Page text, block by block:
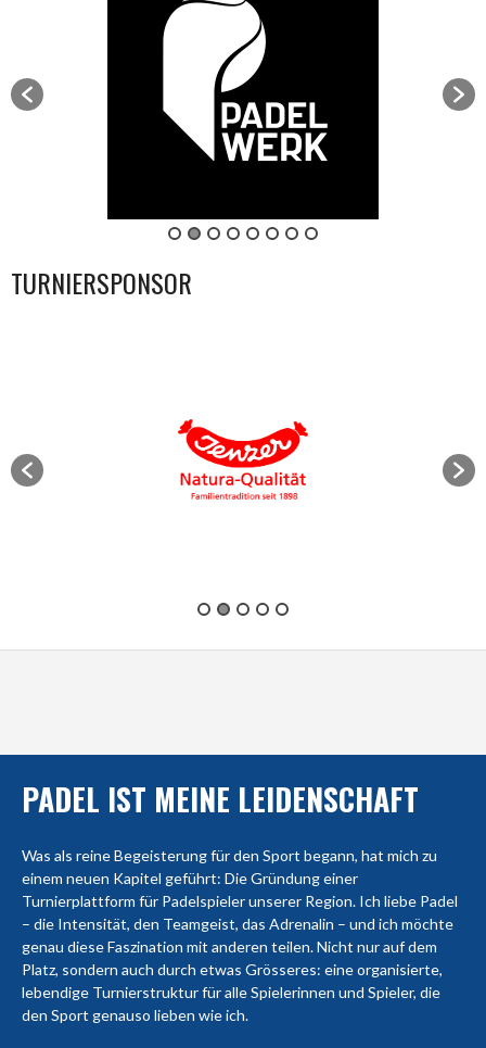
TURNIERSPONSOR
PADEL IST MEINE LEIDENSCHAFT
Was als reine Begeisterung für den Sport begann, hat mich zu
einem neuen Kapitel geführt: Die Gründung einer
Turnierplattform für Padelspieler unserer Region. Ich liebe Padel
– die Intensität, den Teamgeist, das Adrenalin – und ich möchte
genau diese Faszination mit anderen teilen. Nicht nur auf dem
Platz, sondern auch durch etwas Grösseres: eine organisierte,
lebendige Turnierstruktur für alle Spielerinnen und Spieler, die
den Sport genauso lieben wie ich.